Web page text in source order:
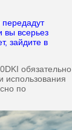
вы всерьез
зайдите в
обязательно
по